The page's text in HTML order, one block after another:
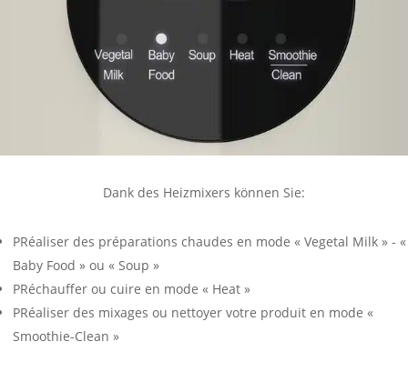
Dank des Heizmixers können Sie:
PRéaliser des préparations chaudes en mode « Vegetal Milk » - «
Baby Food » ou « Soup »
PRéchauffer ou cuire en mode « Heat »
PRéaliser des mixages ou nettoyer votre produit en mode «
Smoothie-Clean »